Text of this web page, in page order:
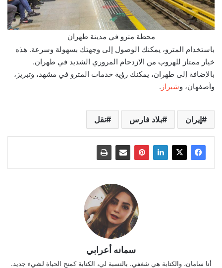
محطة مترو في مدينة طهران
باستخدام المترو، يمكنك الوصول إلى وجهتك بسهولة وسرعة. هذه
خيار ممتاز للهروب من الازدحام المروري الشديد في طهران.
بالإضافة إلى طهران، يمكنك رؤية خدمات المترو في مشهد، وتبريز،
وأصفهان، وشيراز .
إيران بلاد فارس نقل
سمانه أعرابي
أنا سامان، والكتابة هي شغفي. بالنسبة لي، الكتابة كمنح الحياة لشيء جديد.